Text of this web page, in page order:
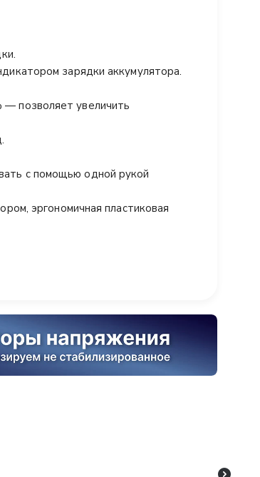
зарядки аккумулятора.
позволяет увеличить
с помощью одной рукой
эргономичная пластиковая